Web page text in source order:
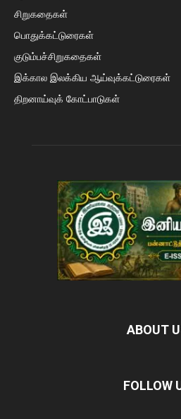
சிறுகதைகள்
பொதுக்கட்டுரைகள்
குடும்பச்சிறுகதைகள்
இக்கால இலக்கிய ஆய்வுக்கட்டுரைகள்
திறனாய்வுக் கோட்பாடுகள்
ABOUT
FOLLOW